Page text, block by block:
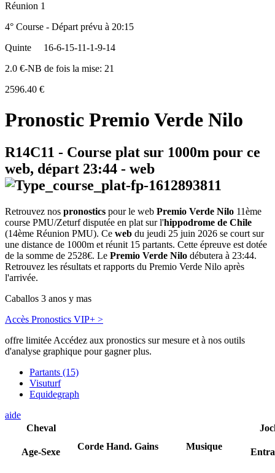
Réunion 1
4° Course - Départ prévu à 20:15
Quinte
16-6-15-11-1-9-14
2.0 €-NB de fois la mise: 21
2596.40 €
Pronostic Premio Verde Nilo
R14C11 - Course plat sur 1000m pour ce
web, départ 23:44 - web
Retrouvez nos pronostics pour le web Premio Verde Nilo 11ème
course PMU/Zeturf disputée en plat sur l'hippodrome de Chile
(14ème Réunion PMU). Ce web du jeudi 25 juin 2026 se court sur
une distance de 1000m et réunit 15 partants. Cette épreuve est dotée
de la somme de 2528€. Le Premio Verde Nilo débutera à 23:44.
Retrouvez les résultats et rapports du Premio Verde Nilo après
l'arrivée.
Caballos 3 anos y mas
Accès Pronostics VIP+ >
offre limitée Accédez aux pronostics sur mesure et à nos outils
d'analyse graphique pour gagner plus.
Partants (15)
Visuturf
Equidegraph
aide
Cheval
Age-Sexe
Corde Hand. Gains Musique